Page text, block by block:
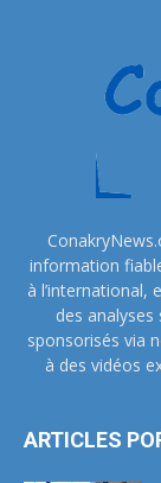
information
à l’international,
des analyses
sponsorisés via
à des vidéos
ARTICLES